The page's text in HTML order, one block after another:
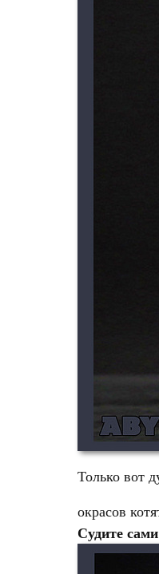
Только вот
окрасов
Судите